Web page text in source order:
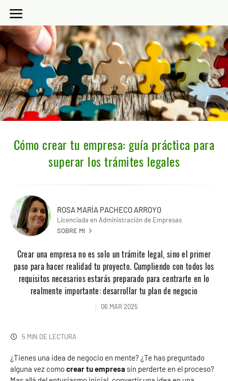
Cómo crear tu empresa: guía práctica para
superar los trámites legales
ROSA MARÍA PACHECO ARROYO
Licenciada en Administración de Empresas
SOBRE MI
Crear una empresa no es solo un trámite legal, sino el primer
paso para hacer realidad tu proyecto. Cumpliendo con todos los
requisitos necesarios estarás preparado para centrarte en lo
realmente importante: desarrollar tu plan de negocio
06 MAR 2025
5 MIN DE LECTURA
¿Tienes una idea de negocio en mente? ¿Te has preguntado
alguna vez comocrear tu empresa sin perderte en el proceso?